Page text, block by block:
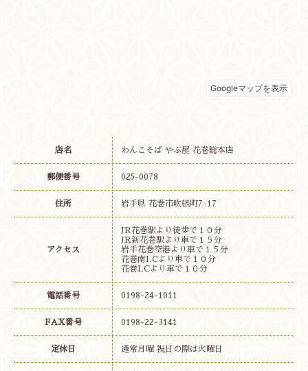
店名 わんこそば やぶ屋 花巻総本店
郵便番号 025-0078
住所 岩手県 花巻市吹張町7-17
アクセス
JR花巻駅より徒歩で１０分
JR新花巻駅より車で１５分
岩手花巻空港より車で１５分
花巻南I.Cより車で１０分
花巻I.Cより車で１０分
電話番号 0198-24-1011
FAX番号 0198-22-3141
定休日 通常月曜 祝日の際は火曜日